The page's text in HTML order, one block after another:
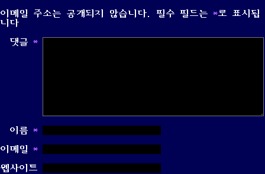
이메일 주소는 공개되지 않습니다.
필수 필드는 *로 표시됩
니다
댓글 *
이름 *
이메일 *
웹사이트